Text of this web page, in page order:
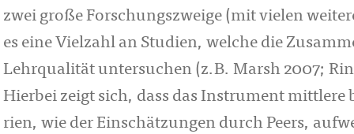
zwei große Forschungszweige (mit vielen
es eine Viel­zahl an Studien, welche die
Lehrqualität untersuchen (z.B. Marsh 2007;
Hierbei zeigt sich, dass das In­stru­ment
rien, wie der Ein­schät­zungen durch Peers,